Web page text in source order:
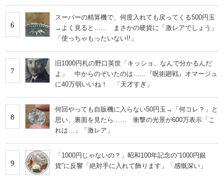
6
スーパーの精算機で、何度入れても戻ってくる500円玉
→よく見ると…… まさかの硬貨に「激レアでしょう」
「使っちゃもったいない!!」
7
旧1000円札の野口英世「キッショ、なんで分かるんだ
よ」 中からのぞいたのは……『呪術廻戦』オマージュ
に40万弱いいね！ 「天才すぎ」
8
何回やっても自販機に入らない50円玉→「何コレ？」と
思い、裏面を見たら…… 衝撃の光景が600万表示「こ
れは…」「激レア」
9
「1000円じゃないの？」昭和100年記念の“1000円銀
貨”に反響「絶対手に入れて飾ります」「感慨深い」